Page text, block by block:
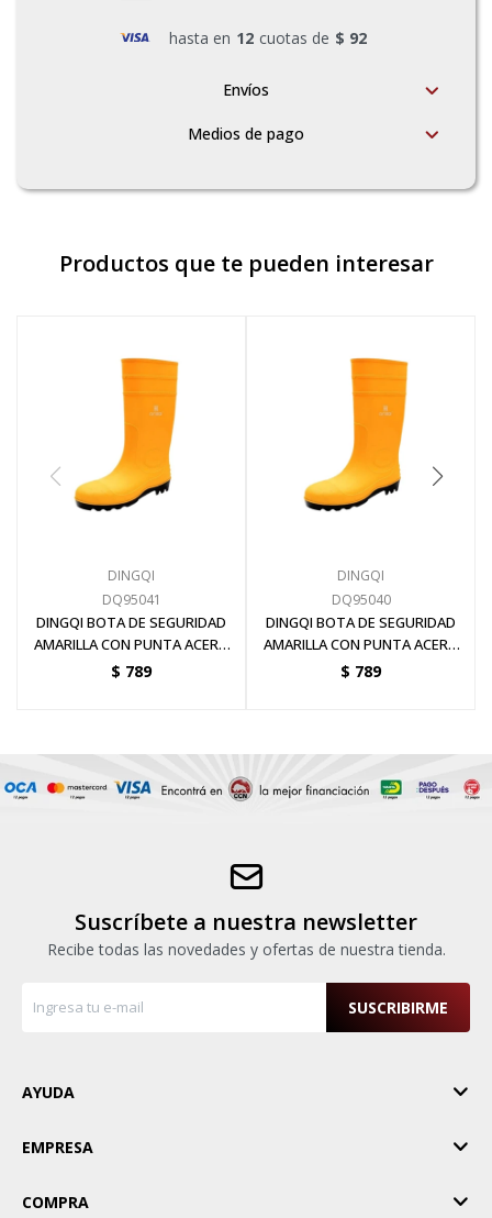
hasta en 12 cuotas de $ 92
Envíos
Medios de pago
Productos que te pueden interesar
DINGQI
DQ95041
DINGQI BOTA DE SEGURIDAD
AMARILLA CON PUNTA ACERO
TALLE 41
$ 789
DINGQI
DQ95040
DINGQI BOTA DE SEGURIDAD
AMARILLA CON PUNTA ACERO
TALLE 40
$ 789
Suscríbete a nuestra newsletter
Recibe todas las novedades y ofertas de nuestra tienda.
SUSCRIBIRME
AYUDA
EMPRESA
COMPRA